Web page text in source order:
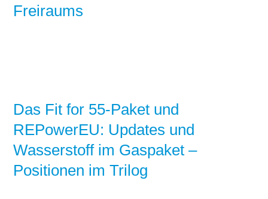
Freiraums
Das Fit for 55-Paket und
REPowerEU: Updates und
Wasserstoff im Gaspaket –
Positionen im Trilog